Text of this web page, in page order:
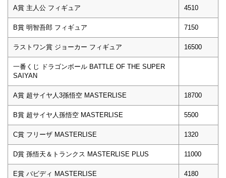
A賞 主人公 フィギュア 4510
B賞 明智吾郎 フィギュア 7150
ラストワン賞 ジョーカー フィギュア 16500
一番くじ ドラゴンボール BATTLE OF THE SUPER
SAIYAN
A賞 超サイヤ人3孫悟空 MASTERLISE 18700
B賞 超サイヤ人孫悟空 MASTERLISE 5500
C賞 フリーザ MASTERLISE 1320
D賞 孫悟天＆トランクス MASTERLISE PLUS 11000
E賞 バビディ MASTERLISE 4180